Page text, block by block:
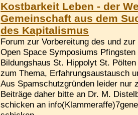
Kostbarkeit Leben - der
Gemeinschaft aus dem
des Kapitalismus
Forum zur Vorbereitung des und
Open Space Symposiums Pfingsten
Bildungshaus St. Hippolyt St.
zum Thema, Erfahrungsaustausch
Aus Spamschutzgründen leider nur
Beiträge daher bitte an Dr. M.
schicken an